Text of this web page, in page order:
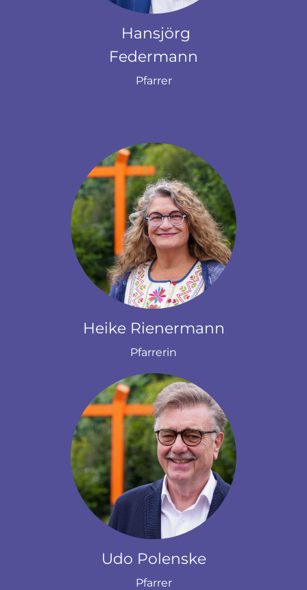
Hansjörg
Federmann
Pfarrer
Heike Rienermann
Pfarrerin
Udo Polenske
Pfarrer